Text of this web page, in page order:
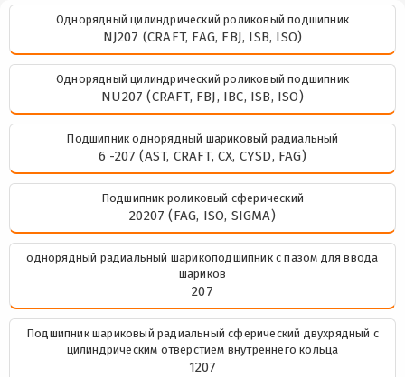
Однорядный цилиндрический роликовый подшипник
NJ207 (CRAFT, FAG, FBJ, ISB, ISO)
Однорядный цилиндрический роликовый подшипник
NU207 (CRAFT, FBJ, IBC, ISB, ISO)
Подшипник однорядный шариковый радиальный
6 -207 (AST, CRAFT, CX, CYSD, FAG)
Подшипник роликовый сферический
20207 (FAG, ISO, SIGMA)
однорядный радиальный шарикоподшипник с пазом для ввода
шариков
207
Подшипник шариковый радиальный сферический двухрядный с
цилиндрическим отверстием внутреннего кольца
1207